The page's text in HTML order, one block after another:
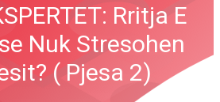
Rritja E
Nuk Stresohen
( Pjesa 2)